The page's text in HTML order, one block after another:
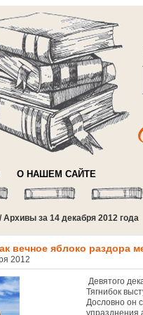
О НАШЕМ САЙТЕ
Архивы за 14 декабря 2012 года
вечное яблоко раздора
2012
Девятого
Тягнибок
Дословно он
упразднения